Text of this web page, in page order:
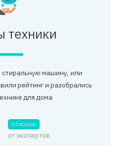
техники
машину, или
рейтинг и разобрались
для дома
обзоров
от экспертов